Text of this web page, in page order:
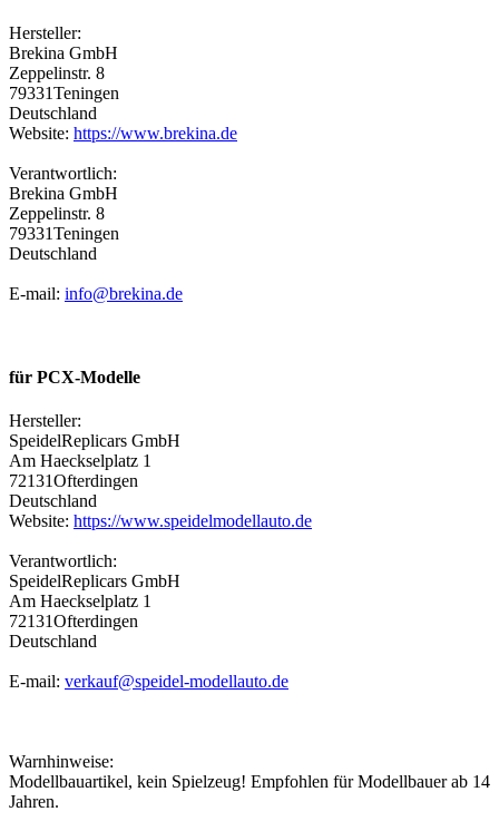
Hersteller:
Brekina GmbH
Zeppelinstr. 8
79331Teningen
Deutschland
Website: https://www.brekina.de
Verantwortlich:
Brekina GmbH
Zeppelinstr. 8
79331Teningen
Deutschland
E-mail: info@brekina.de
für PCX-Modelle
Hersteller:
SpeidelReplicars GmbH
Am Haeckselplatz 1
72131Ofterdingen
Deutschland
Website: https://www.speidelmodellauto.de
Verantwortlich:
SpeidelReplicars GmbH
Am Haeckselplatz 1
72131Ofterdingen
Deutschland
E-mail: verkauf@speidel-modellauto.de
Warnhinweise:
Modellbauartikel, kein Spielzeug! Empfohlen für Modellbauer ab 14
Jahren.